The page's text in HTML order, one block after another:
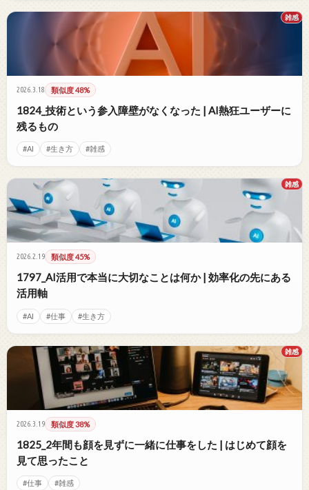
雑感
2026.3.18 類似度 48%
1824_技術という参入障壁がなくなった | AI熱狂ユーザーに
残るもの
#AI #生き方 #雑感
雑感
2026.2.19 類似度 45%
1797_AI活用で本当に大切なことは何か | 効率化の先にある
活用軸
#AI #仕事 #生き方
雑感
2026.3.19 類似度 38%
1825_2年間も顔を見ずに一緒に仕事をした | はじめて顔を
見て思ったこと
#仕事 #雑感